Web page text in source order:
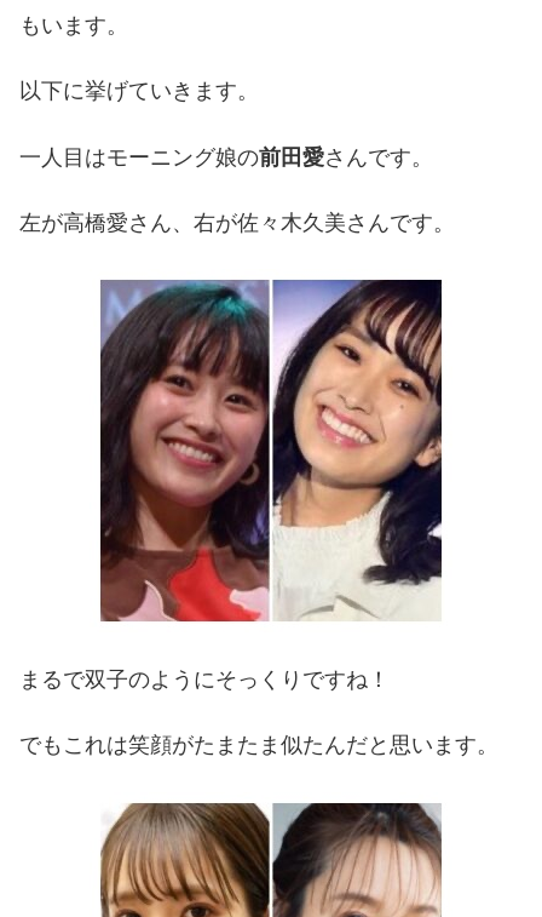
もいます。
以下に挙げていきます。
一人目はモーニング娘の前田愛さんです。
左が高橋愛さん、右が佐々木久美さんです。
まるで双子のようにそっくりですね！
でもこれは笑顔がたまたま似たんだと思います。